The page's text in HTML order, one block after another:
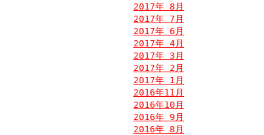
2017年 8月
2017年 7月
2017年 6月
2017年 4月
2017年 3月
2017年 2月
2017年 1月
2016年11月
2016年10月
2016年 9月
2016年 8月